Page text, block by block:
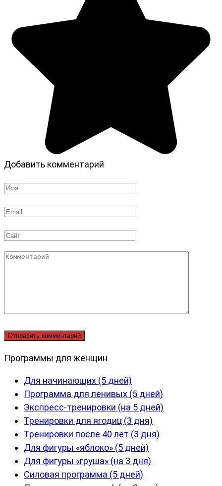
Добавить комментарий
Имя
Email
Сайт
Комментарий
Программы для женщин
Для начинающих (5 дней)
Программа для ленивых (5 дней)
Экспресс-тренировки (на 5 дней)
Тренировки для ягодиц (3 дня)
Тренировки после 40 лет (3 дня)
Для фигуры «яблоко» (5 дней)
Для фигуры «груша» (на 3 дня)
Силовая программа (5 дней)